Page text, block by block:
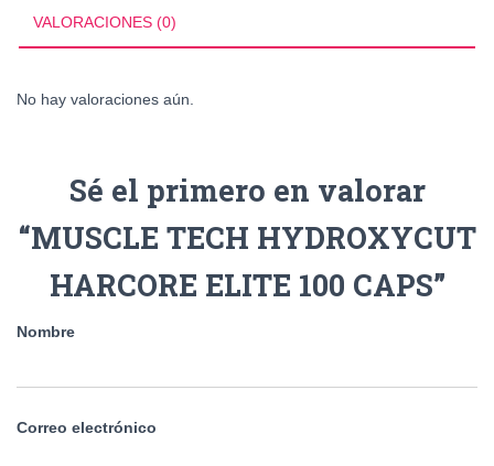
VALORACIONES (0)
No hay valoraciones aún.
Sé el primero en valorar
“MUSCLE TECH HYDROXYCUT
HARCORE ELITE 100 CAPS”
Nombre
Correo electrónico